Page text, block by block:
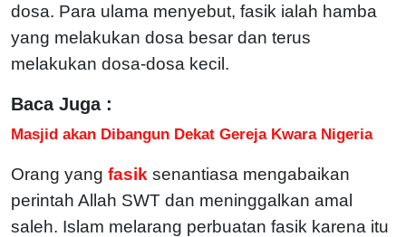
dosa. Para ulama menyebut, fasik ialah hamba
yang melakukan dosa besar dan terus
melakukan dosa-dosa kecil.
Baca Juga :
Masjid akan Dibangun Dekat Gereja Kwara Nigeria
Orang yang fasik senantiasa mengabaikan
perintah Allah SWT dan meninggalkan amal
saleh. Islam melarang perbuatan fasik karena itu